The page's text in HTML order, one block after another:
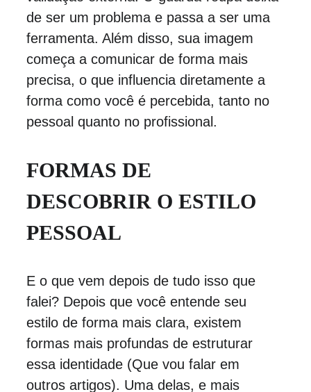
de ser um problema e passa a ser uma
ferramenta. Além disso, sua imagem
começa a comunicar de forma mais
precisa, o que influencia diretamente a
forma como você é percebida, tanto no
pessoal quanto no profissional.
FORMAS DE
DESCOBRIR O ESTILO
PESSOAL
E o que vem depois de tudo isso que
falei? Depois que você entende seu
estilo de forma mais clara, existem
formas mais profundas de estruturar
essa identidade (Que vou falar em
outros artigos). Uma delas, e mais